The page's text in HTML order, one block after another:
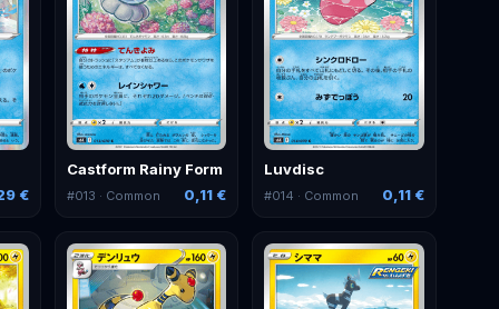
€
Castform Rainy Form
#013 · Common 0,11 €
Luvdisc
#014 · Common 0,11 €